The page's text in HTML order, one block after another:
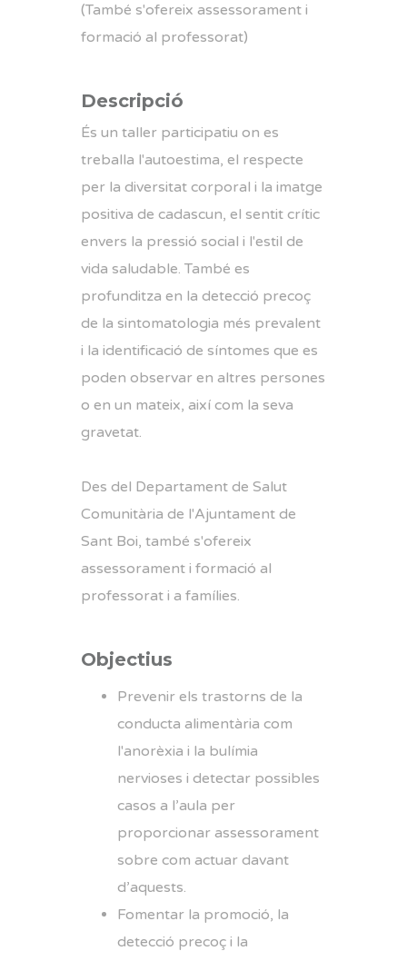
(També s'ofereix assessorament i
formació al professorat)
Descripció
És un taller participatiu on es
treballa l'autoestima, el respecte
per la diversitat corporal i la imatge
positiva de cadascun, el sentit crític
envers la pressió social i l'estil de
vida saludable. També es
profunditza en la detecció precoç
de la sintomatologia més prevalent
i la identificació de síntomes que es
poden observar en altres persones
o en un mateix, així com la seva
gravetat.
Des del Departament de Salut
Comunitària de l'Ajuntament de
Sant Boi, també s'ofereix
assessorament i formació al
professorat i a famílies.
Objectius
Prevenir els trastorns de la
conducta alimentària com
l'anorèxia i la bulímia
nervioses i detectar possibles
casos a l’aula per
proporcionar assessorament
sobre com actuar davant
d’aquests.
Fomentar la promoció, la
detecció precoç i la